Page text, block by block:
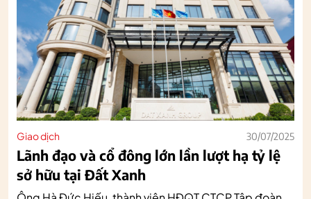
Giao dịch 30/07/2025
Lãnh đạo và cổ đông lớn lần lượt hạ tỷ lệ
sở hữu tại Đất Xanh